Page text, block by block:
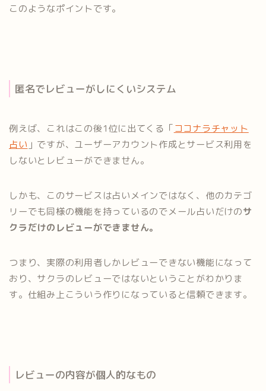
このようなポイントです。
匿名でレビューがしにくいシステム
例えば、これはこの後1位に出てくる「ココナラチャット
占い 」ですが、ユーザーアカウント作成とサービス利用を
しないとレビューができません。
しかも、このサービスは占いメインではなく、他のカテゴ
リーでも同様の機能を持っているのでメール占いだけのサ
クラだけのレビューができません。
つまり、実際の利用者しかレビューできない機能になって
おり、サクラのレビューではないということがわかりま
す。仕組み上こういう作りになっていると信頼できます。
レビューの内容が個人的なもの